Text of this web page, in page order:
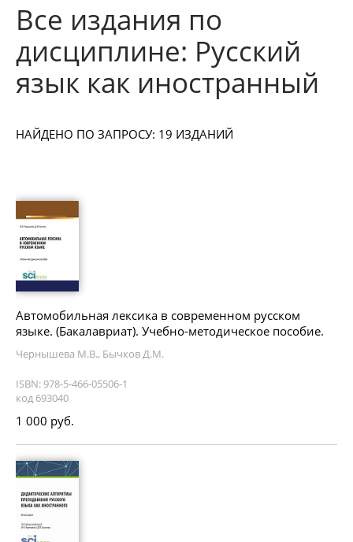
Все издания по
дисциплине: Русский
язык как иностранный
НАЙДЕНО ПО ЗАПРОСУ: 19 ИЗДАНИЙ
Автомобильная лексика в современном русском
языке. (Бакалавриат). Учебно-методическое пособие.
Чернышева М.В., Бычков Д.М.
ISBN: 978-5-466-05506-1
код 693040
1 000 руб.